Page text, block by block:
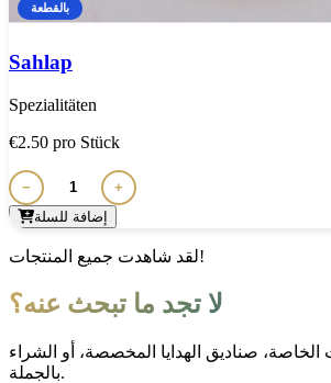
بالقطعة
Sahlap
Spezialitäten
€2.50 pro Stück
−
+
إضافة للسلة
لقد شاهدت جميع المنتجات!
لا تجد ما تبحث عنه؟
الخاصة، صناديق الهدايا المخصصة، أو الشراء
بالجملة.